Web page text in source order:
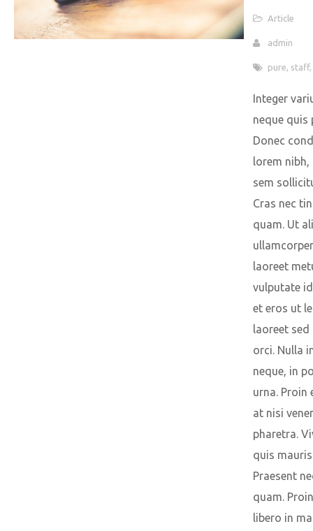
Article
admin
pure staff,
Integer
neque quis
Donec
lorem
sem
Cras nec
quam. Ut
laoreet
vulputate
et eros ut
laoreet
orci. Nulla
neque, in
urna. Proin
at nisi
pharetra.
quis
Praesent
quam.
libero in